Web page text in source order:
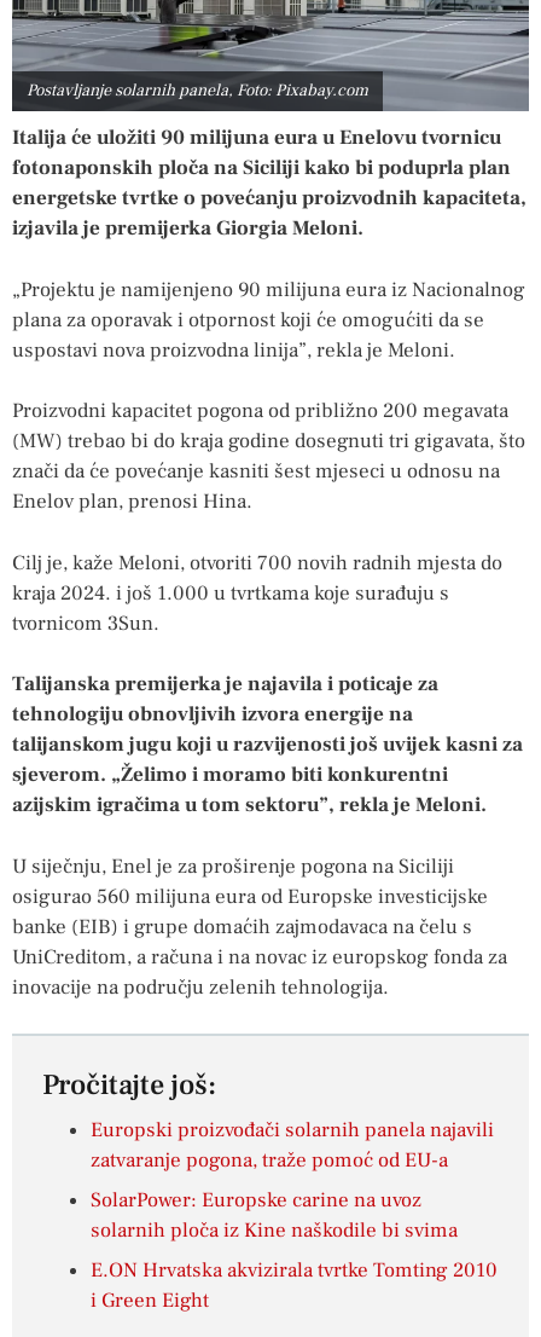
Postavljanje solarnih panela, Foto: Pixabay.com
Italija će uložiti 90 milijuna eura u Enelovu tvornicu
fotonaponskih ploča na Siciliji kako bi poduprla plan
energetske tvrtke o povećanju proizvodnih kapaciteta,
izjavila je premijerka Giorgia Meloni.
„Projektu je namijenjeno 90 milijuna eura iz Nacionalnog
plana za oporavak i otpornost koji će omogućiti da se
uspostavi nova proizvodna linija”, rekla je Meloni.
Proizvodni kapacitet pogona od približno 200 megavata
(MW) trebao bi do kraja godine dosegnuti tri gigavata, što
znači da će povećanje kasniti šest mjeseci u odnosu na
Enelov plan, prenosi Hina.
Cilj je, kaže Meloni, otvoriti 700 novih radnih mjesta do
kraja 2024. i još 1.000 u tvrtkama koje surađuju s
tvornicom 3Sun.
Talijanska premijerka je najavila i poticaje za
tehnologiju obnovljivih izvora energije na
talijanskom jugu koji u razvijenosti još uvijek kasni za
sjeverom. „Želimo i moramo biti konkurentni
azijskim igračima u tom sektoru”, rekla je Meloni.
U siječnju, Enel je za proširenje pogona na Siciliji
osigurao 560 milijuna eura od Europske investicijske
banke (EIB) i grupe domaćih zajmodavaca na čelu s
UniCreditom, a računa i na novac iz europskog fonda za
inovacije na području zelenih tehnologija.
Pročitajte još:
Europski proizvođači solarnih panela najavili
zatvaranje pogona, traže pomoć od EU-a
SolarPower: Europske carine na uvoz
solarnih ploča iz Kine naškodile bi svima
E.ON Hrvatska akvizirala tvrtke Tomting 2010
i Green Eight